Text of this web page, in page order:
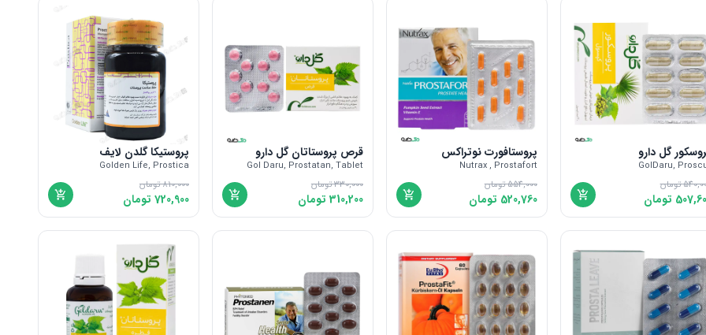
گل دارو
GolDaru,
تومان
تومان
پروستافورت نوتراکس
Nutrax , Prostafort
554,000تومان
520,760 تومان
قرص پروستاتان گل دارو
Gol Daru, Prostatan, Tablet
330,000تومان
310,200 تومان
پروستیکا گلدن لایف
Golden Life, Prostica
810,000تومان
720,900 تومان